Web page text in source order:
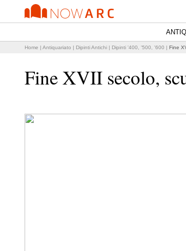
Home | Antiquariato | Dipinti Antichi | Dipinti '400, '500, '600 | Fine
Fine XVII secolo,